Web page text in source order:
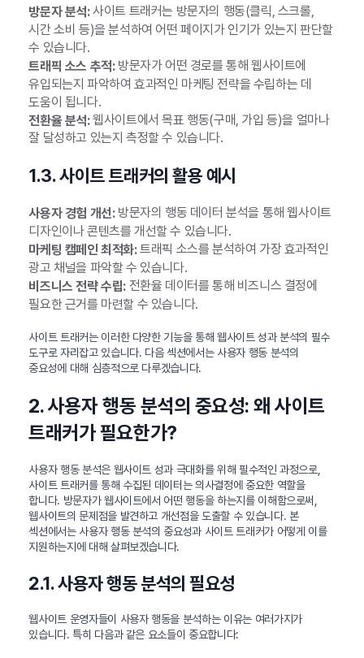
방문자 분석:사이트 트래커는 방문자의 행동(클릭, 스크롤,
시간 소비 등)을 분석하여 어떤 페이지가 인기가 있는지 판단할
수 있습니다.
트래픽 소스 추적:방문자가 어떤 경로를 통해 웹사이트에
유입되는지 파악하여 효과적인 마케팅 전략을 수립하는 데
도움이 됩니다.
전환율 분석:웹사이트에서 목표 행동(구매, 가입 등)을 얼마나
잘 달성하고 있는지 측정할 수 있습니다.
1.3. 사이트 트래커의 활용 예시
사용자 경험 개선:방문자의 행동 데이터 분석을 통해 웹사이트
디자인이나 콘텐츠를 개선할 수 있습니다.
마케팅 캠페인 최적화:트래픽 소스를 분석하여 가장 효과적인
광고 채널을 파악할 수 있습니다.
비즈니스 전략 수립:전환율 데이터를 통해 비즈니스 결정에
필요한 근거를 마련할 수 있습니다.
사이트 트래커는 이러한 다양한 기능을 통해 웹사이트 성과 분석의 필수
도구로 자리잡고 있습니다. 다음 섹션에서는 사용자 행동 분석의
중요성에 대해 심층적으로 다루겠습니다.
2. 사용자 행동 분석의 중요성: 왜 사이트
트래커가 필요한가?
사용자 행동 분석은 웹사이트 성과 극대화를 위해 필수적인 과정으로,
사이트 트래커를 통해 수집된 데이터는 의사결정에 중요한 역할을
합니다. 방문자가 웹사이트에서 어떤 행동을 하는지를 이해함으로써,
웹사이트의 문제점을 발견하고 개선점을 도출할 수 있습니다. 본
섹션에서는 사용자 행동 분석의 중요성과 사이트 트래커가 어떻게 이를
지원하는지에 대해 살펴보겠습니다.
2.1. 사용자 행동 분석의 필요성
웹사이트 운영자들이 사용자 행동을 분석하는 이유는 여러가지가
있습니다. 특히 다음과 같은 요소들이 중요합니다: